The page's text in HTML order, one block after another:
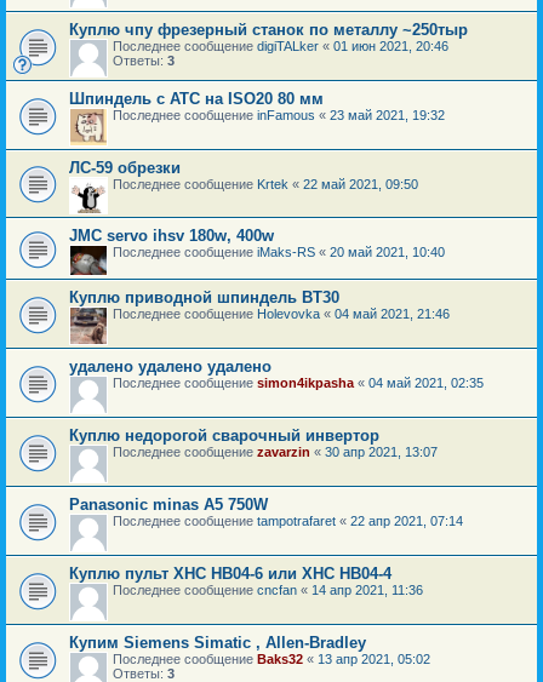
Куплю чпу фрезерный станок по металлу ~250тыр
Последнее сообщение digiTALker « 01 июн 2021, 20:46
Ответы: 3
Шпиндель с ATC на ISO20 80 мм
Последнее сообщение inFamous « 23 май 2021, 19:32
ЛС-59 обрезки
Последнее сообщение Krtek « 22 май 2021, 09:50
JMC servo ihsv 180w, 400w
Последнее сообщение iMaks-RS « 20 май 2021, 10:40
Куплю приводной шпиндель BT30
Последнее сообщение Holevovka « 04 май 2021, 21:46
удалено удалено удалено
Последнее сообщение simon4ikpasha « 04 май 2021, 02:35
Куплю недорогой сварочный инвертор
Последнее сообщение zavarzin « 30 апр 2021, 13:07
Panasonic minas A5 750W
Последнее сообщение tampotrafaret « 22 апр 2021, 07:14
Куплю пульт XHC HB04-6 или XHC HB04-4
Последнее сообщение cncfan « 14 апр 2021, 11:36
Купим Siemens Simatic , Allen-Bradley
Последнее сообщение Baks32 « 13 апр 2021, 05:02
Ответы: 3